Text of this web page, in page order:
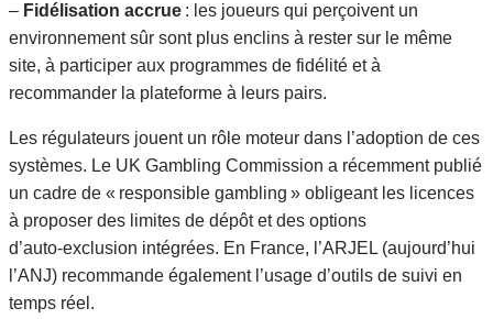
– Fidélisation accrue : les joueurs qui perçoivent un
environnement sûr sont plus enclins à rester sur le même
site, à participer aux programmes de fidélité et à
recommander la plateforme à leurs pairs.
Les régulateurs jouent un rôle moteur dans l’adoption de ces
systèmes. Le UK Gambling Commission a récemment publié
un cadre de « responsible gambling » obligeant les licences
à proposer des limites de dépôt et des options
d’auto‑exclusion intégrées. En France, l’ARJEL (aujourd’hui
l’ANJ) recommande également l’usage d’outils de suivi en
temps réel.